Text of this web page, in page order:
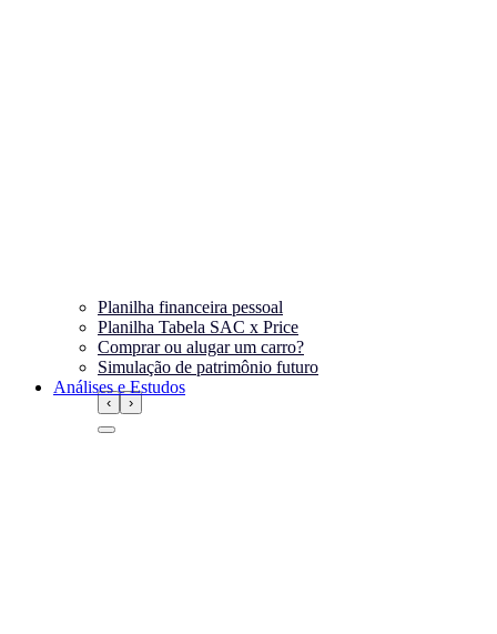
‹ ›
Planilha financeira pessoal
Planilha Tabela SAC x Price
Comprar ou alugar um carro?
Simulação de patrimônio futuro
Análises e Estudos